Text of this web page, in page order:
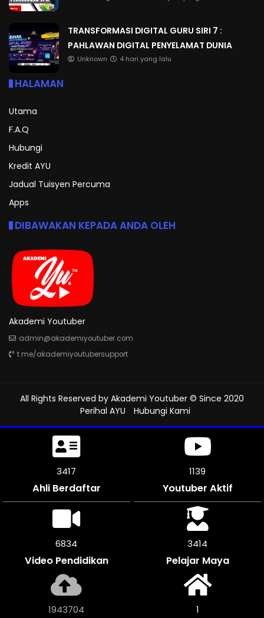
TRANSFORMASI DIGITAL GURU SIRI 7 :
PAHLAWAN DIGITAL PENYELAMAT DUNIA
Unknown 4 hari yang lalu
HALAMAN
Utama
F.A.Q
Hubungi
Kredit AYU
Jadual Tuisyen Percuma
Apps
DIBAWAKAN KEPADA ANDA OLEH
Akademi Youtuber
admin@akademiyoutuber.com
t.me/akademiyoutubersupport
All Rights Reserved by Akademi Youtuber © Since 2020
Perihal AYU
Hubungi Kami
3780
Ahli Berdaftar
1260
Youtuber Aktif
7560
Video Pendidikan
3777
Pelajar Maya
2150372 1